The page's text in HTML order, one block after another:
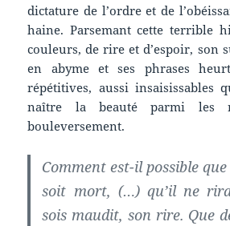
dictature de l’ordre et de
haine. Parsemant cette terrible
couleurs, de rire et d’espoir, son
en abyme et ses phrases
répétitives, aussi insaisissables
naître la beauté parmi les
bouleversement.
Comment est-il possible
soit mort, (…) qu’il ne
sois maudit, son rire. Que